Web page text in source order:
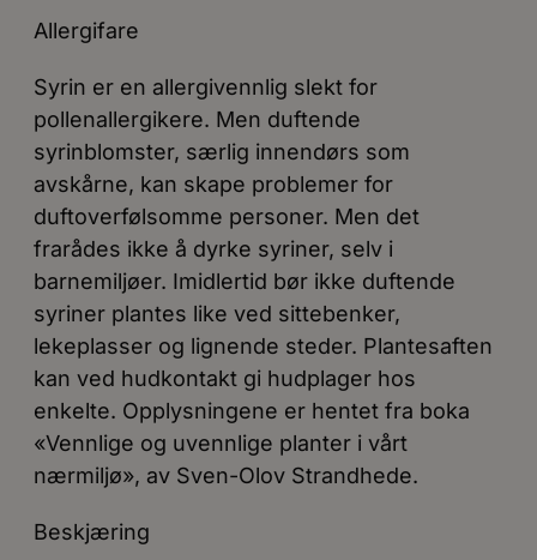
Allergifare
Syrin er en allergivennlig slekt for
pollenallergikere. Men duftende
syrinblomster, særlig innendørs som
avskårne, kan skape problemer for
duftoverfølsomme personer. Men det
frarådes ikke å dyrke syriner, selv i
barnemiljøer. Imidlertid bør ikke duftende
syriner plantes like ved sittebenker,
lekeplasser og lignende steder. Plantesaften
kan ved hudkontakt gi hudplager hos
enkelte. Opplysningene er hentet fra boka
«Vennlige og uvennlige planter i vårt
nærmiljø», av Sven-Olov Strandhede.
Beskjæring